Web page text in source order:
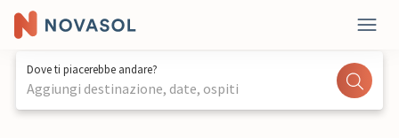
Dove ti piacerebbe andare?
Aggiungi destinazione, date, ospiti
1 / 12